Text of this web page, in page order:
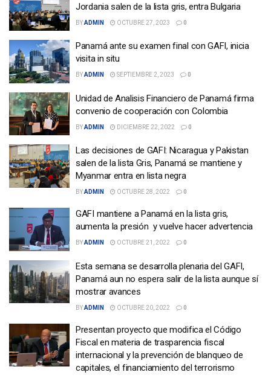
Jordania salen de la lista gris, entra Bulgaria
BYADMIN OCTUBRE 27, 2023 0
Panamá ante su examen final con GAFI, inicia
visita in situ
BYADMIN SEPTIEMBRE 2, 2023 0
Unidad de Analisis Financiero de Panamá firma
convenio de cooperación con Colombia
BYADMIN DICIEMBRE 22, 2022 0
Las decisiones de GAFI: Nicaragua y Pakistan
salen de la lista Gris, Panamá se mantiene y
Myanmar entra en lista negra
BYADMIN OCTUBRE 28, 2022 0
GAFI mantiene a Panamá en la lista gris,
aumenta la presión y vuelve hacer advertencia
BYADMIN OCTUBRE 21, 2022 0
Esta semana se desarrolla plenaria del GAFI,
Panamá aun no espera salir de la lista aunque sí
mostrar avances
BYADMIN OCTUBRE 20, 2022 0
Presentan proyecto que modifica el Código
Fiscal en materia de trasparencia fiscal
internacional y la prevención de blanqueo de
capitales, el financiamiento del terrorismo